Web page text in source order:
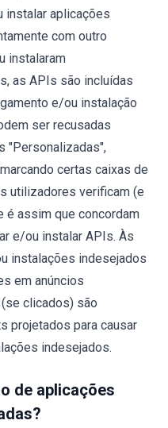
instalar aplicações
com outro
instalaram
as APIs são incluídas
e/ou instalação
ser recusadas
"Personalizadas",
certas caixas de
utilizadores verificam (e
é assim que concordam
e/ou instalar APIs. Às
instalações indesejados
em anúncios
clicados) são
projetados para causar
indesejados.
de aplicações